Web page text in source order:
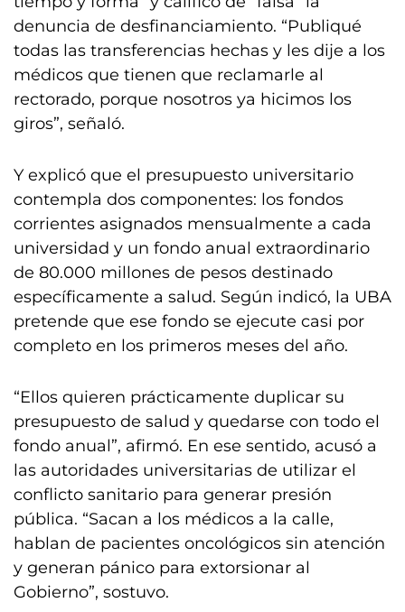
denuncia de desfinanciamiento. “Publiqué
todas las transferencias hechas y les dije a los
médicos que tienen que reclamarle al
rectorado, porque nosotros ya hicimos los
giros”, señaló.
Y explicó que el presupuesto universitario
contempla dos componentes: los fondos
corrientes asignados mensualmente a cada
universidad y un fondo anual extraordinario
de 80.000 millones de pesos destinado
específicamente a salud. Según indicó, la UBA
pretende que ese fondo se ejecute casi por
completo en los primeros meses del año.
“Ellos quieren prácticamente duplicar su
presupuesto de salud y quedarse con todo el
fondo anual”, afirmó. En ese sentido, acusó a
las autoridades universitarias de utilizar el
conflicto sanitario para generar presión
pública. “Sacan a los médicos a la calle,
hablan de pacientes oncológicos sin atención
y generan pánico para extorsionar al
Gobierno”, sostuvo.